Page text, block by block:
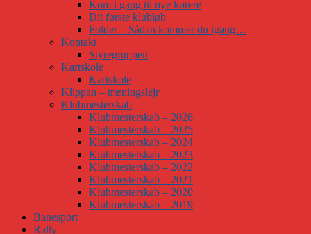
Kom i gang til nye kørere
Dit første klubløb
Folder – Sådan kommer du igang…
Kontakt
Styregruppen
Kartskole
Kartskole
Klippan – træningslejr
Klubmesterskab
Klubmesterskab – 2026
Klubmesterskab – 2025
Klubmesterskab – 2024
Klubmesterskab – 2023
Klubmesterskab – 2022
Klubmesterskab – 2021
Klubmesterskab – 2020
Klubmesterskab – 2019
Banesport
Rally